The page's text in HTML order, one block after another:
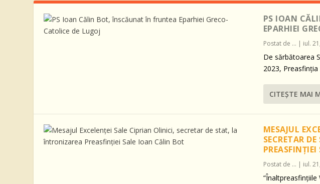
PS IOAN
EPARHIEI
Postat de ... | iul.
De sărbătoarea
2023, Preasfinția
CITEŞTE MAI
MESAJUL
SECRETAR
Postat de ... | iul.
“Înaltpreasfințiile